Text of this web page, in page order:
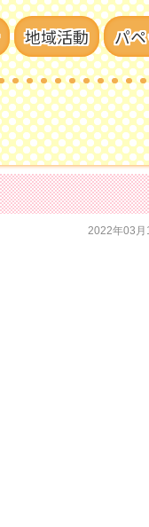
地域活動 パ
2022年03月